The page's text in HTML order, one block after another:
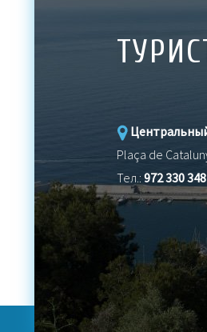
Plaça de
Тел.: 972 330 348